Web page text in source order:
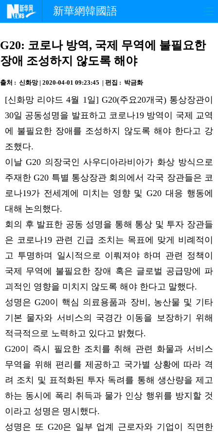
新華網韓國語
경제 사회
중한교류 핫 TV
연예 오피니언
생생 중국어
G20: 코로나 방역, 국제 무역에 불필요한
장애 조성하지 않도록 해야
출처 : 신화망 | 2020-04-01 09:23:45 | 편집 : 박금화
[신화망 리야드 4월 1일] G20(주요20개국) 통상장관이
30일 공동성명을 발표하고 코로나19 방역이 국제 교역
에 불필요한 장애를 조성하지 않도록 해야 한다고 강
조했다.
이날 G20 의장국인 사우디아라비아가 화상 방식으로
주재한 G20 특별 통상장관 회의에서 각국 장관들은 코
로나19가 전세계에 미치는 영향 및 G20 대응 행동에
대해 논의했다.
회의 후 발표한 공동 성명을 통해 통상 및 투자 장관들
은 코로나19 관련 긴급 조치는 목표에 맞게 비례적이
고 투명하며 일시적으로 이뤄져야 하며 관련 정책이
국제 무역에 불필요한 장애 혹은 글로벌 공급망에 파
괴적인 영향을 미치지 않도록 해야 한다고 말했다.
성명은 G20이 핵심 의료용품과 장비, 농산물 및 기타
기본 물자와 서비스의 국경간 이동을 보장하기 위해
적극적으로 노력하고 있다고 밝혔다.
G20이 즉시 필요한 조치를 취해 관련 화물과 서비스
무역을 위해 편리를 제공하고 국가별 상황에 따라 격
려 조치 및 표적화된 투자 독려를 통해 생산량을 제고
하는 동시에 폭리 취득과 물가 인상 행위를 방지할 것
이라고 성명은 명시했다.
성명은 또 G20은 일부 업계 근로자와 기업이 직면한